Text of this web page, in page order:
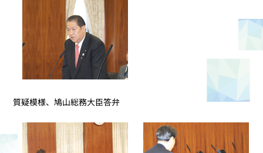
質疑模様、鳩山総務大臣答弁